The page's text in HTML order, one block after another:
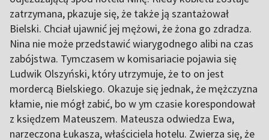
zatrzymana, pkazuje się, że także ją szantażował
Bielski. Chciał ujawnić jej mężowi, że żona go zdradza.
Nina nie może przedstawić wiarygodnego alibi na czas
zabójstwa. Tymczasem w komisariacie pojawia się
Ludwik Olszyński, który utrzymuje, że to on jest
mordercą Bielskiego. Okazuje się jednak, że mężczyzna
kłamie, nie mógł zabić, bo w ym czasie korespondował
z księdzem Mateuszem. Mateusza odwiedza Ewa,
narzeczona Łukasza, właściciela hotelu. Zwierza się, że